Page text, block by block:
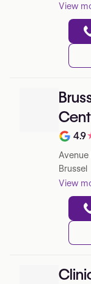
View
Note
4.9
Brussel
View